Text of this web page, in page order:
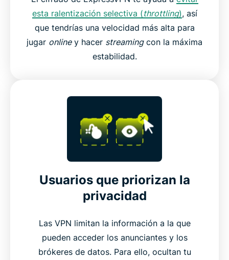
esta ralentización selectiva (throttling), así
que tendrías una velocidad más alta para
jugar onliney hacer streamingcon la máxima
estabilidad.
Usuarios que priorizan la
privacidad
Las VPN limitan la información a la que
pueden acceder los anunciantes y los
brókeres de datos. Para ello, ocultan tu